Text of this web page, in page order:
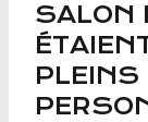
SALON
PLEINS